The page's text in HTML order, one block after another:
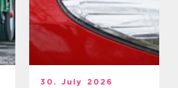
30. July 2026